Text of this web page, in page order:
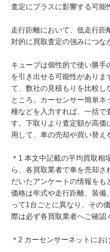
査定にプラスに影響する可能
走行距離において、低走行距
対的に買取査定の強みにつな
キューブは個性的で使い勝
を引き出せる可能性がありま
て、数社の見積もりを比較し
ところ。カーセンサー簡単
種などを入力すれば、一括で
す。下取りより査定額が高価
用して、車の売却や買い替え
＊1 本文中記載の平均買取相
ら、各買取業者で車を売却
だいたアンケートの情報をも
価格は年式や走行距離、装備
って1台ごとに異なり、その
際は必ず各買取業者へご確認
＊2 カーセンサーネットにお